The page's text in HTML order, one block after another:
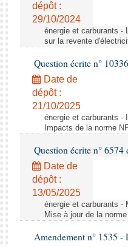
dépôt :
29/10/2024
énergie et carburants -
sur la revente
Question écrite n°
Date de
dépôt :
21/10/2025
énergie et carburants -
Impacts de la norme
Question écrite n°
Date de
dépôt :
13/05/2025
énergie et carburants -
Mise à jour de la
Amendement n° 1535